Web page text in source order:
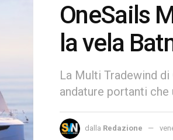
OneSails
la vela
La Multi Tradewind
andature portanti
dalla Redazione